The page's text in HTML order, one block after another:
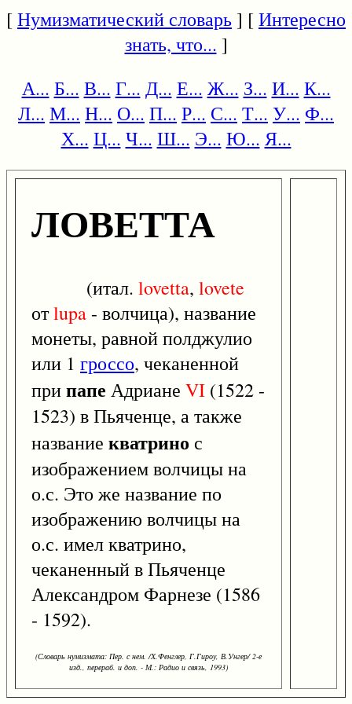
[Нумизматический словарь] [Интересно
знать, что... ]
А... Б... В... Г... Д... Е... Ж... З... И... К...
Л... М... Н... О... П... Р... С... Т... У... Ф...
Х... Ц... Ч... Ш... Э... Ю... Я...
ЛОВЕТТА
(итал. lovetta, lovete
отlupa - волчица), название
монеты, равной полджулио
или 1 гроссо, чеканенной
припапе Адриане VI (1522 -
1523) в Пьяченце, а также
название кватрино с
изображением волчицы на
о.с. Это же название по
изображению волчицы на
о.с. имел кватрино,
чеканенный в Пьяченце
Александром Фарнезе (1586
- 1592).
(Словарь нумизмата: Пер. с нем. /Х.Фенглер, Г.Гироу, В.Унгер/ 2-е
изд., перераб. и доп. - М.: Радио и связь, 1993)